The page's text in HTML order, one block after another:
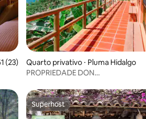
uma avaliação média de 5, 23 avaliações
(23)
Quarto privativo ⋅ Pluma Hidalgo
PROPRIEDADE DON
Superhost
Superhost